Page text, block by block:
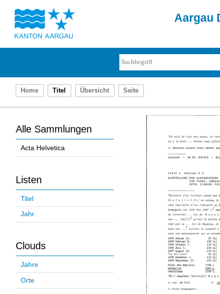
Aargau
Home Titel Übersicht Seite
Alle Sammlungen
Acta Helvetica
Listen
Titel
Jahr
Clouds
Jahre
Orte